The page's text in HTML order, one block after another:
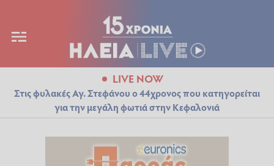
LIVE NOW
Στις φυλακές Αγ. Στεφάνου ο 44χρονος που κατηγορείται
για την μεγάλη φωτιά στην Κεφαλονιά